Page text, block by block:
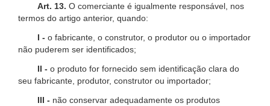
Art. 13. O comerciante é igualmente responsável, nos
termos do artigo anterior, quando:
I - o fabricante, o construtor, o produtor ou o importador
não puderem ser identificados;
II - o produto for fornecido sem identificação clara do
seu fabricante, produtor, construtor ou importador;
III - não conservar adequadamente os produtos